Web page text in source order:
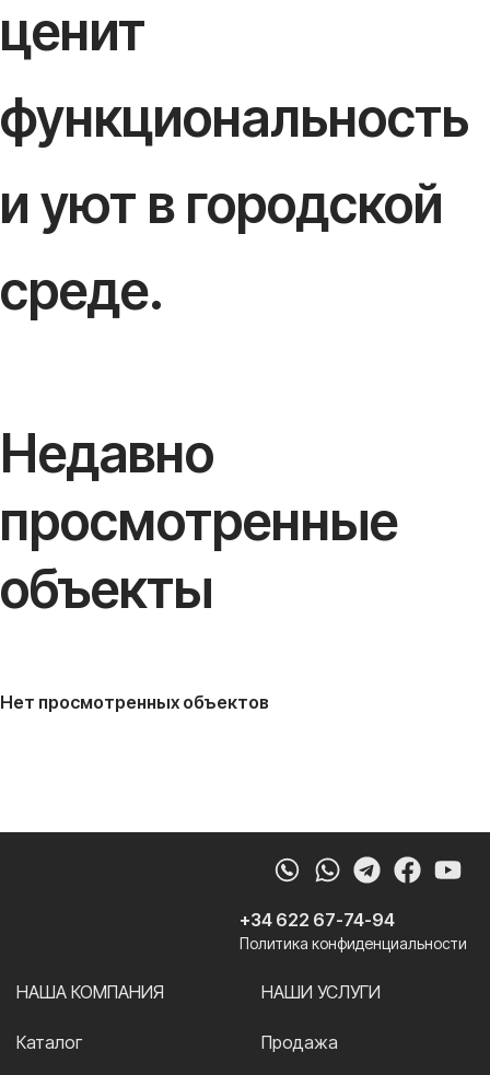
ценит
функциональность
и уют в городской
среде.
Недавно
просмотренные
объекты
Нет просмотренных объектов
Whatsapp
Telegram
+34 622 67-74-94
Политика конфиденциальности
НАША КОМПАНИЯ
Каталог
НАШИ УСЛУГИ
Продажа